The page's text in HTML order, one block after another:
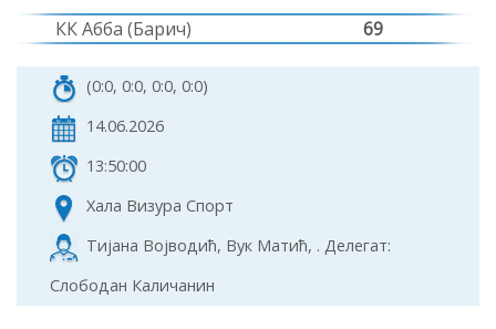
КК Абба (Барич) 69
(0:0, 0:0, 0:0, 0:0)
14.06.2026
13:50:00
Хала Визура Спорт
Тијана Војводић, Вук Матић, . Делегат:
Слободан Каличанин